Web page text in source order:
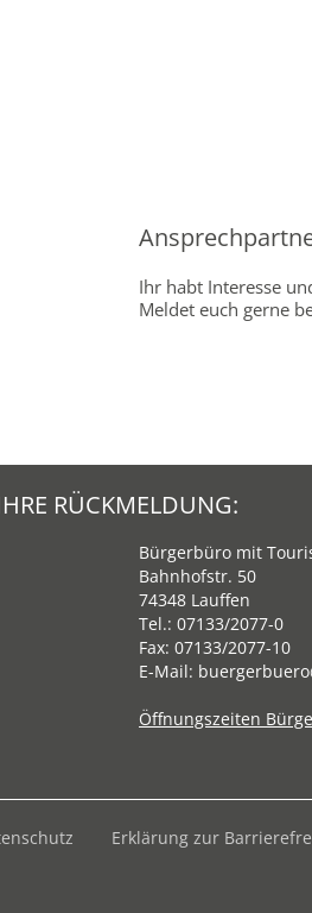
Ihr habt Interesse
Meldet euch gerne
RÜCKMELDUNG:
Bürgerbüro mit
Bahnhofstr. 50
74348 Lauffen
Tel.: 07133/2077-0
Fax: 07133/2077-10
E-Mail:
Öffnungszeiten
Erklärung zur